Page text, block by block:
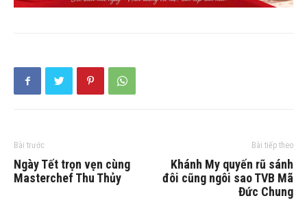
Bài trước
Ngày Tết trọn vẹn cùng
Masterchef Thu Thủy
Bài tiếp theo
Khánh My quyến rũ sánh
đôi cũng ngôi sao TVB Mã
Đức Chung